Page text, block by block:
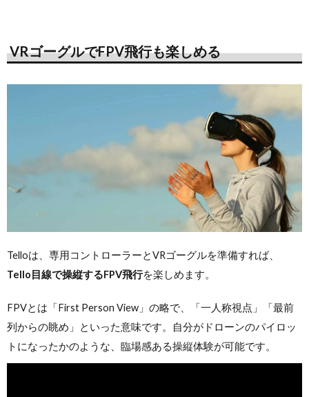
VRゴーグルでFPV飛行も楽しめる
Telloは、専用コントローラーとVRゴーグルを準備すれば、
Tello目線で操縦するFPV飛行を楽しめます。
FPVとは「First Person View」の略で、「一人称視点」「最前
列からの眺め」といった意味です。自分がドローンのパイロッ
トになったかのような、臨場感ある操縦体験が可能です。